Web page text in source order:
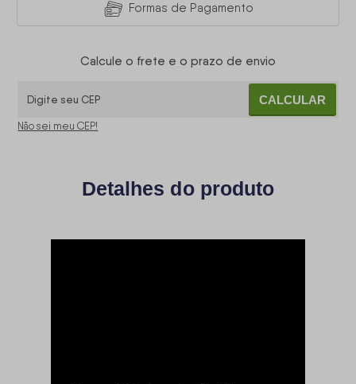
Formas de Pagamento
Calcule o frete e o prazo de envio
CALCULAR
Não sei meu CEP!
Detalhes do produto